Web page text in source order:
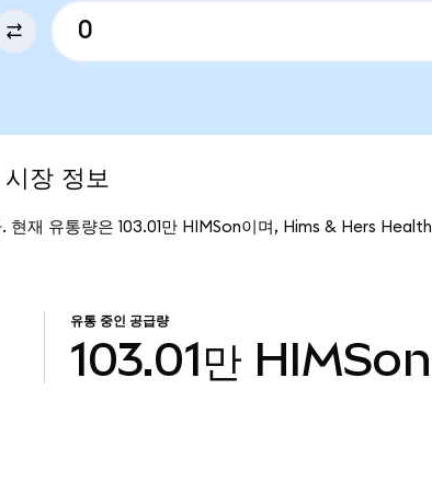
장 정보
재 유통량은 103.01만 HIMSon이며, Hims & Hers Health
유통 중인 공급량
103.01만 HIMSon